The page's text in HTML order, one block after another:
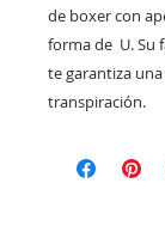
de boxer con
forma de  U. Su
te garantiza
transpiración.